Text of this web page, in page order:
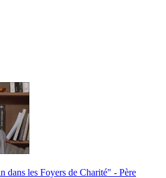
dans les Foyers de Charité" - Père